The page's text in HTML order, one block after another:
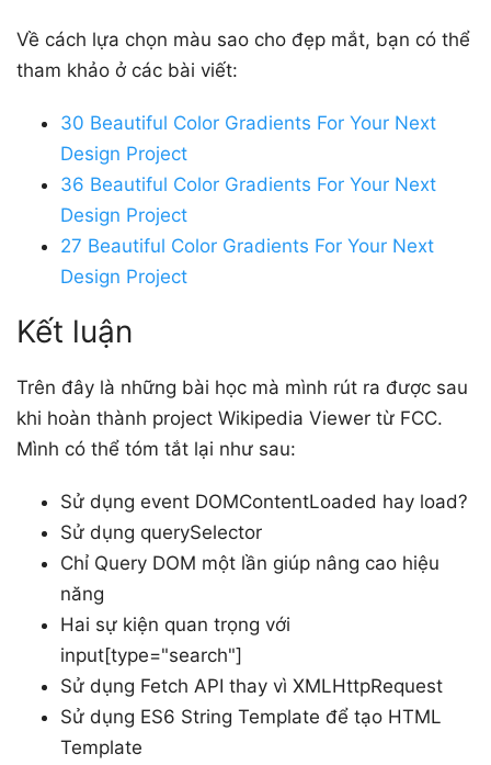
Về cách lựa chọn màu sao cho đẹp mắt, bạn có thể
tham khảo ở các bài viết:
30 Beautiful Color Gradients For Your Next
Design Project
36 Beautiful Color Gradients For Your Next
Design Project
27 Beautiful Color Gradients For Your Next
Design Project
Kết luận
Trên đây là những bài học mà mình rút ra được sau
khi hoàn thành project Wikipedia Viewer từ FCC.
Mình có thể tóm tắt lại như sau:
Sử dụng event DOMContentLoaded hay load?
Sử dụng querySelector
Chỉ Query DOM một lần giúp nâng cao hiệu
năng
Hai sự kiện quan trọng với
input[type="search"]
Sử dụng Fetch API thay vì XMLHttpRequest
Sử dụng ES6 String Template để tạo HTML
Template